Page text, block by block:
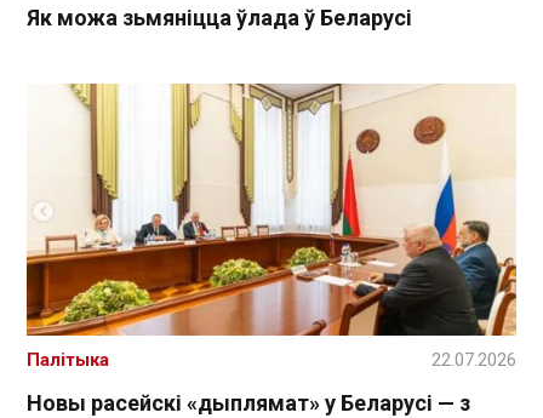
Як можа зьмяніцца ўлада ў Беларусі
Новы расейскі «дыплямат» у Беларусі — з
Палітыка 22.07.2026